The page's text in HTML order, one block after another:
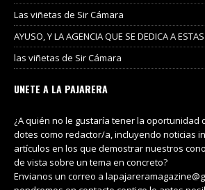
Las viñetas de Sir Cámara
AYUSO, Y LA AGENCIA QUE SE DEDICA A
las viñetas de Sir Cámara
UNETE A LA PAJARERA
¿A quién no le gustaría tener la oportunidad
dotes como redactor/a, incluyendo noticias
artículos en los que demostrar nuestros
de vista sobre un tema en concreto?
Envianos un correo a